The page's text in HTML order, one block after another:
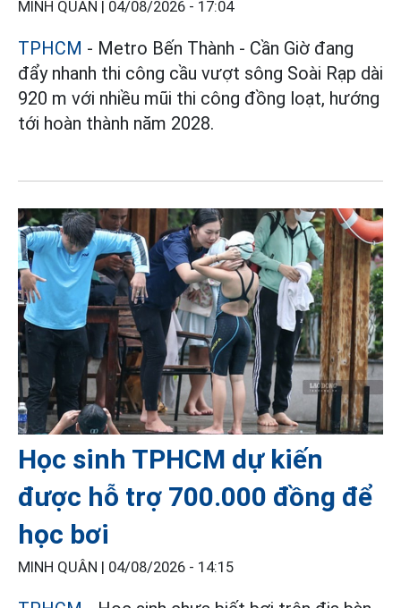
MINH QUÂN | 04/08/2026 - 17:04
TPHCM - Metro Bến Thành - Cần Giờ đang
đẩy nhanh thi công cầu vượt sông Soài Rạp dài
920 m với nhiều mũi thi công đồng loạt, hướng
tới hoàn thành năm 2028.
Học sinh TPHCM dự kiến
được hỗ trợ 700.000 đồng để
học bơi
MINH QUÂN | 04/08/2026 - 14:15